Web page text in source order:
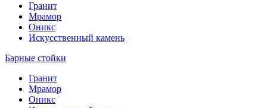
Гранит
Мрамор
Оникс
Искусственный камень
Барные стойки
Гранит
Мрамор
Оникс